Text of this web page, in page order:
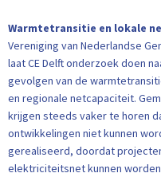
Warmtetransitie en lokale
Vereniging van Nederlandse
laat CE Delft onderzoek doen
gevolgen van de
en regionale netcapaciteit.
krijgen steeds vaker te horen
ontwikkelingen niet kunnen
gerealiseerd, doordat
elektriciteitsnet kunnen